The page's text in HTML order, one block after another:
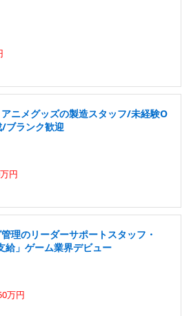
アニメグッズの製造スタッフ/未経験O
ブランク歓迎
円
理のリーダーサポートスタッフ・
給」ゲーム業界デビュー
万円